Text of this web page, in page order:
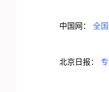
中国网： 全国
北京日报：